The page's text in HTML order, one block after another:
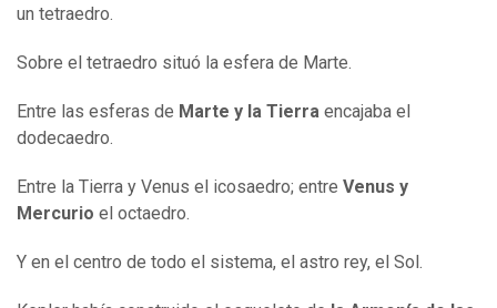
un tetraedro.
Sobre el tetraedro situó la esfera de Marte.
Entre las esferas de Marte y la Tierra encajaba el
dodecaedro.
Entre la Tierra y Venus el icosaedro; entre Venus y
Mercurio el octaedro.
Y en el centro de todo el sistema, el astro rey, el Sol.